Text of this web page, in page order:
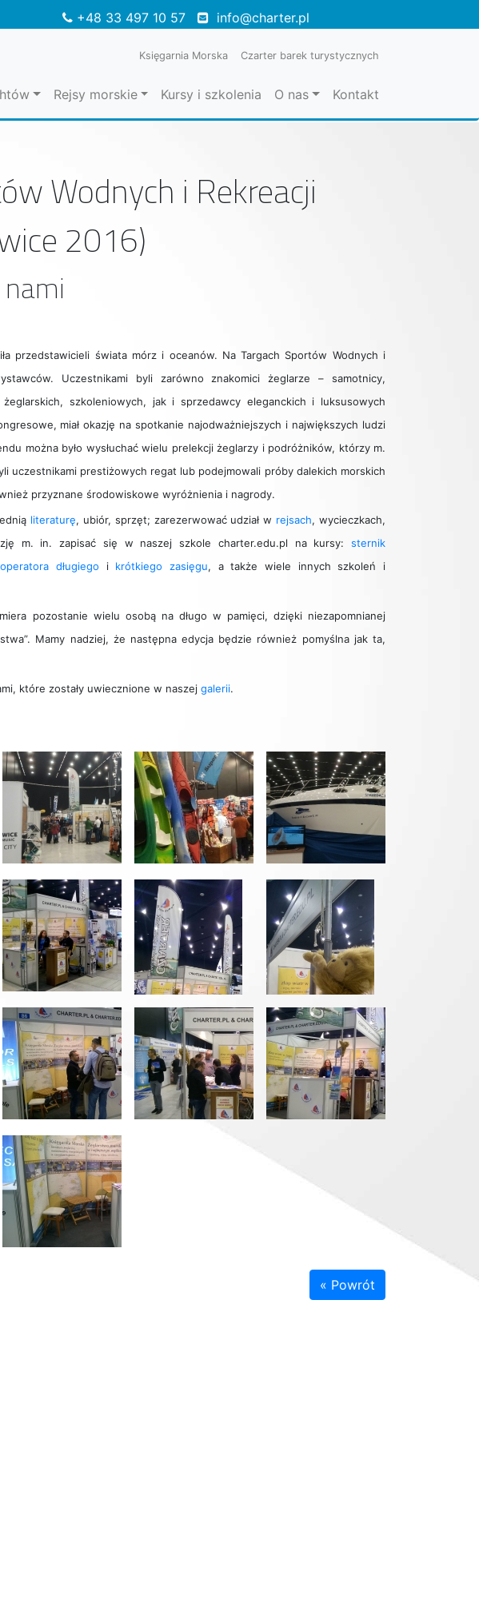
+48 33 497 10 57 info@charter.pl
Księgarnia Morska Czarter barek turystycznych
Rejsy morskie Kursy i szkolenia O nas Kontakt
Wodnych i Rekreacji
2016)
przedstawicieli świata mórz i oceanów. Na Targach Sportów Wodnych i
Uczestnikami byli zarówno znakomici żeglarze – samotnicy,
szkoleniowych, jak i sprzedawcy eleganckich i luksusowych
miał okazję na spotkanie najodważniejszych i największych ludzi
można było wysłuchać wielu prelekcji żeglarzy i podróżników, którzy m.
uczestnikami prestiżowych regat lub podejmowali próby dalekich morskich
przyznane środowiskowe wyróżnienia i nagrody.
literaturę, ubiór, sprzęt; zarezerwować udział w rejsach, wycieczkach,
m. in. zapisać się w naszej szkole charter.edu.pl na kursy: sternik
długiego i krótkiego zasięgu, a także wiele innych szkoleń i
pozostanie wielu osobą na długo w pamięci, dzięki niezapomnianej
Mamy nadziej, że następna edycja będzie również pomyślna jak ta,
które zostały uwiecznione w naszej galerii.
« Powrót